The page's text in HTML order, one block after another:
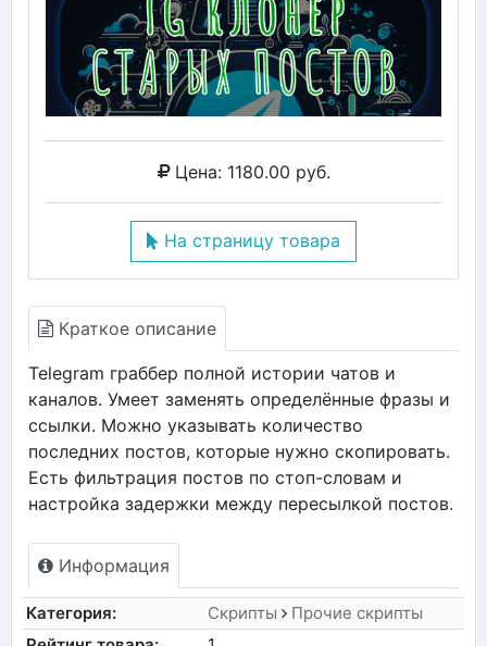
Цена: 1180.00 руб.
На страницу товара
Краткое описание
Telegram граббер полной истории чатов и
каналов. Умеет заменять определённые фразы и
ссылки. Можно указывать количество
последних постов, которые нужно скопировать.
Есть фильтрация постов по стоп-словам и
настройка задержки между пересылкой постов.
Информация
Категория: Скрипты
Прочие скрипты